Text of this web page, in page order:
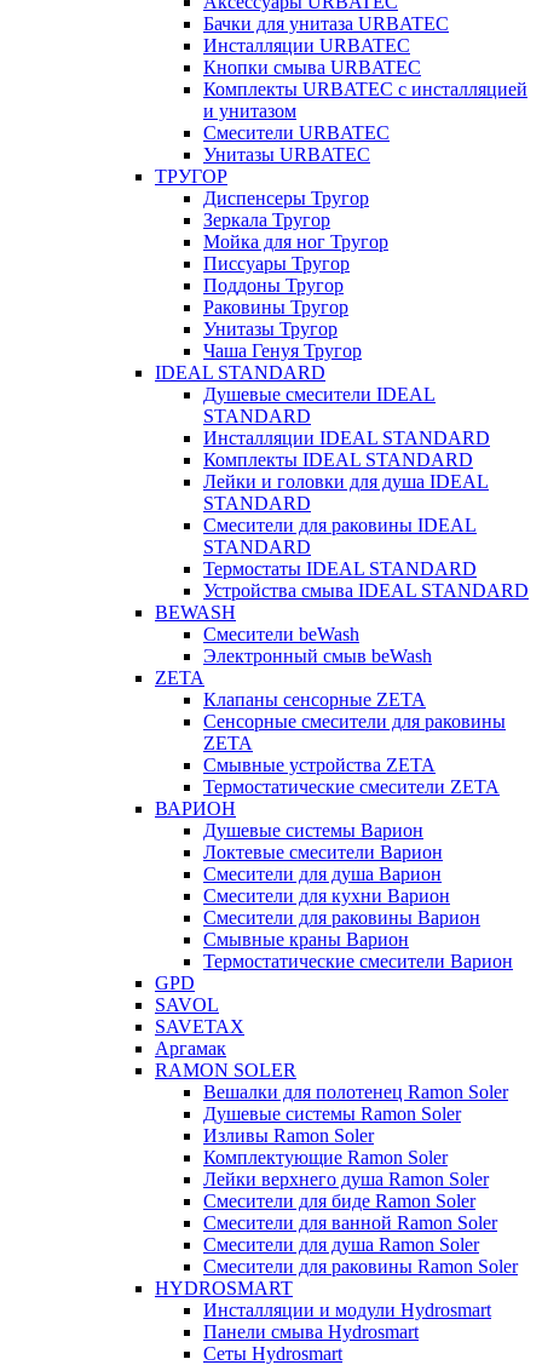
Бачки для унитаза URBATEC
Инсталляции URBATEC
Кнопки смыва URBATEC
Комплекты URBATEC с инсталляцией
и унитазом
Смесители URBATEC
Унитазы URBATEC
ТРУГОР
Диспенсеры Тругор
Зеркала Тругор
Мойка для ног Тругор
Писсуары Тругор
Поддоны Тругор
Раковины Тругор
Унитазы Тругор
Чаша Генуя Тругор
IDEAL STANDARD
Душевые смесители IDEAL
STANDARD
Инсталляции IDEAL STANDARD
Комплекты IDEAL STANDARD
Лейки и головки для душа IDEAL
STANDARD
Смесители для раковины IDEAL
STANDARD
Термостаты IDEAL STANDARD
Устройства смыва IDEAL STANDARD
BEWASH
Смесители beWash
Электронный смыв beWash
ZETA
Клапаны сенсорные ZETA
Сенсорные смесители для раковины
ZETA
Смывные устройства ZETA
Термостатические смесители ZETA
ВАРИОН
Душевые системы Варион
Локтевые смесители Варион
Смесители для душа Варион
Смесители для кухни Варион
Смесители для раковины Варион
Смывные краны Варион
Термостатические смесители Варион
GPD
SAVOL
SAVETAX
Аргамак
RAMON SOLER
Вешалки для полотенец Ramon Soler
Душевые системы Ramon Soler
Изливы Ramon Soler
Комплектующие Ramon Soler
Лейки верхнего душа Ramon Soler
Смесители для биде Ramon Soler
Смесители для ванной Ramon Soler
Смесители для душа Ramon Soler
Смесители для раковины Ramon Soler
HYDROSMART
Инсталляции и модули Hydrosmart
Панели смыва Hydrosmart
Сеты Hydrosmart